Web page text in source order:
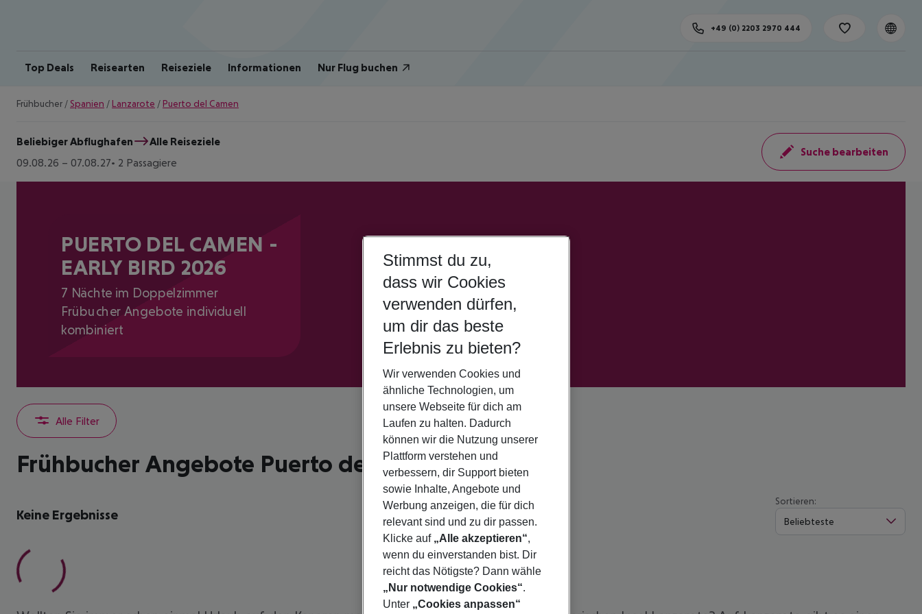
Top Deals Reisearten Reiseziele Informationen Nur Flug buchen
+49 (0) 2203 2970 444
Frühbucher / Spanien / Lanzarote / Puerto del Camen
Beliebiger Abflughafen
Alle Reiseziele
09.08.26 – 07.08.27 2 Passagiere
Suche bearbeiten
PUERTO DEL CAMEN -
EARLY BIRD 2026
7 Nächte im Doppelzimmer
Frübucher Angebote individuell
kombiniert
Alle Filter
Frühbucher Angebote Puerto del Carmen für 2026
Keine Ergebnisse
Sortieren:
Beliebteste
Stimmst du zu,
dass wir Cookies
verwenden dürfen,
um dir das beste
Erlebnis zu bieten?
Wir verwenden Cookies und
ähnliche Technologien, um
unsere Webseite für dich am
Laufen zu halten. Dadurch
können wir die Nutzung unserer
Plattform verstehen und
verbessern, dir Support bieten
sowie Inhalte, Angebote und
Werbung anzeigen, die für dich
relevant sind und zu dir passen.
Klicke auf „Alle akzeptieren“,
wenn du einverstanden bist. Dir
reicht das Nötigste? Dann wähle
„Nur notwendige Cookies“.
Unter „Cookies anpassen“